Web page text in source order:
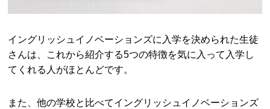
イングリッシュイノベーションズに入学を決められた生徒
さんは、これから紹介する5つの特徴を気に入って入学し
てくれる人がほとんどです。
また、他の学校と比べてイングリッシュイノベーションズ